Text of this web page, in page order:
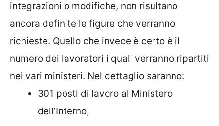
integrazioni o modifiche, non risultano
ancora definite le figure che verranno
richieste. Quello che invece è certo è il
numero dei lavoratori i quali verranno ripartiti
nei vari ministeri. Nel dettaglio saranno:
301 posti di lavoro al Ministero
dell’Interno;